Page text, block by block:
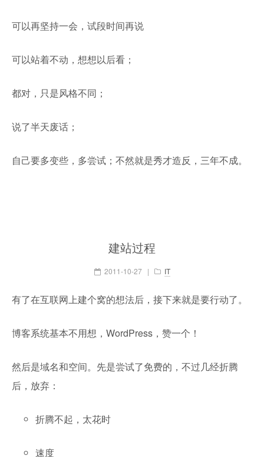
可以再坚持一会，试段时间再说
可以站着不动，想想以后看；
都对，只是风格不同；
说了半天废话；
自己要多变些，多尝试；不然就是秀才造反，三年不成。
建站过程
2011-10-27 | IT
有了在互联网上建个窝的想法后，接下来就是要行动了。
博客系统基本不用想，WordPress，赞一个！
然后是域名和空间。先是尝试了免费的，不过几经折腾
后，放弃：
折腾不起，太花时
速度